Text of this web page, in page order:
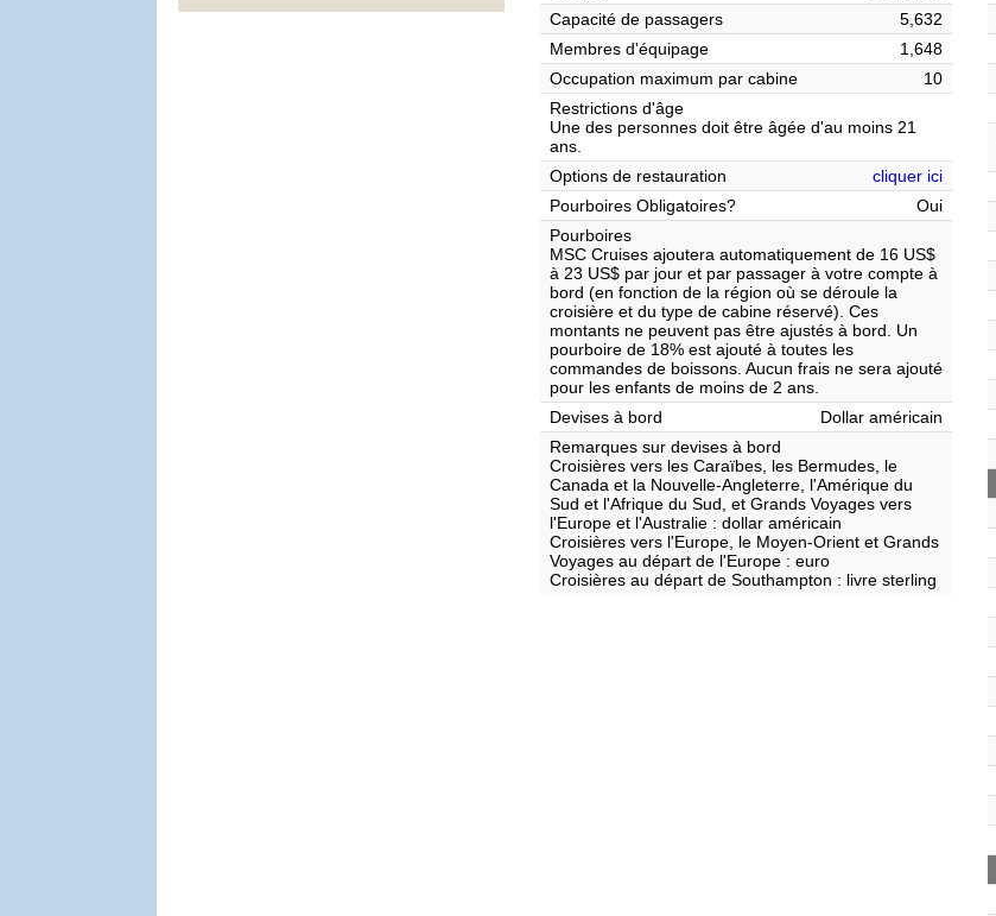
Capacité de passagers
5,632
Membres d'équipage
1,648
Occupation maximum par cabine
10
Restrictions d'âge
Une des personnes doit être âgée d'au moins 21
ans.
Options de restauration
cliquer ici
Pourboires Obligatoires?
Oui
Pourboires
MSC Cruises ajoutera automatiquement de 16 US$
à 23 US$ par jour et par passager à votre compte à
bord (en fonction de la région où se déroule la
croisière et du type de cabine réservé). Ces
montants ne peuvent pas être ajustés à bord. Un
pourboire de 18% est ajouté à toutes les
commandes de boissons. Aucun frais ne sera ajouté
pour les enfants de moins de 2 ans.
Devises à bord
Dollar américain
Remarques sur devises à bord
Croisières vers les Caraïbes, les Bermudes, le
Canada et la Nouvelle-Angleterre, l'Amérique du
Sud et l'Afrique du Sud, et Grands Voyages vers
l'Europe et l'Australie : dollar américain
Croisières vers l'Europe, le Moyen-Orient et Grands
Voyages au départ de l'Europe : euro
Croisières au départ de Southampton : livre sterling